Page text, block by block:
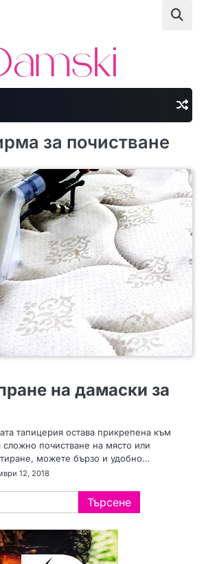
за почистване
на дамаски за
тапицерия остава прикрепена към
сложно почистване на място или
можете бързо и удобно…
12, 2018